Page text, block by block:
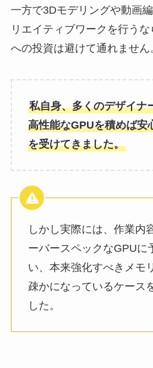
一方で3Dモデリングや動画
リエイティブワークを行う
への投資は避けて通れません
私自身、多くのデザイナ
高性能なGPUを積めば安
を受けてきました。
しかし実際には、作業内
ーバースペックなGPUに
い、本来強化すべきメモ
疎かになっているケース
した。